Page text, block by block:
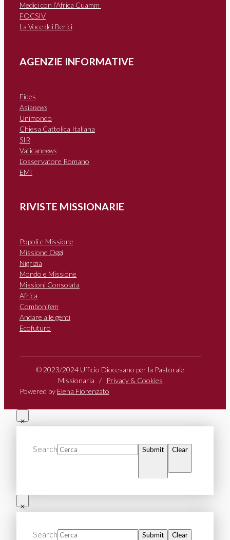
Medici con l’Africa Cuamm
FOCSIV
La Voce dei Berici
AGENZIE INFORMATIVE
Fides
Asianews
Unimondo
Chiesa Cattolica Italiana
SIR
Vaticannews
L’osservatore Romano
EMI
RIVISTE MISSIONARIE
Popoli e Missione
Missione Oggi
Nigrizia
Mondo e Missione
Missioni Consolata
Africa
Combonifem
Andare alle genti
Ecofuturo
© 2023/2024 Ufficio Diocesano per la Pastorale
Missionaria /
Privacy & Cookies
Powered by Elena Fiorenzato
Search Submit Clear
Search Submit Clear